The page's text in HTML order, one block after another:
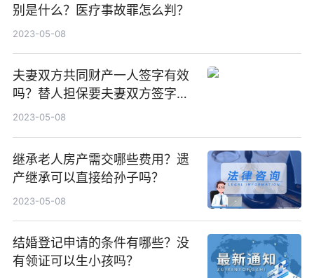
别是什么？医疗事故罪怎么判？
2023-05-08
夫妻双方共同财产一人签字有效
吗？替人担保要夫妻双方签字
吗？
2023-05-08
继承老人房产需交哪些费用？遗
产继承可以直接给孙子吗？
2023-05-08
结婚登记申请的条件有哪些？没
有领证可以生小孩吗？